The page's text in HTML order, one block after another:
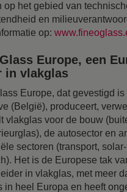
op het gebied van
en
op:
Europe, een
in vlakglas
Europe, dat gevestigd
(België), produceert,
vlakglas voor de bouw
de autosector en
sectoren (transport,
Het is de Europese tak
in vlakglas, met meer
in heel Europa en heeft